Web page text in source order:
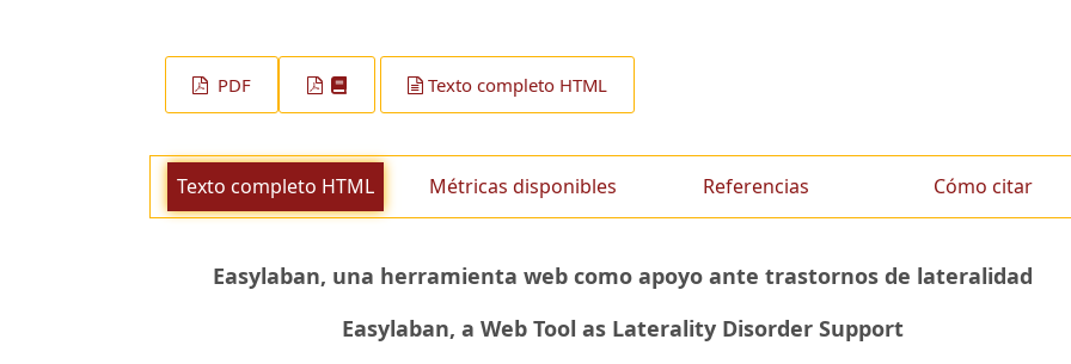
PDF Texto completo HTML
Texto completo HTML Métricas disponibles Referencias Cómo citar
Easylaban, una herramienta web como apoyo ante trastornos de lateralidad
Easylaban, a Web Tool as Laterality Disorder Support